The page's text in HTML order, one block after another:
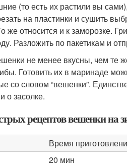
(то есть их растили вы
на пластинки и сушить
же относится и к заморозке.
Разложить по пакетикам и
не менее вкусны, чем те
Готовить их в маринаде
со словом “вешенки”.
о засолке.
рецептов вешенки на
Время
20 мин